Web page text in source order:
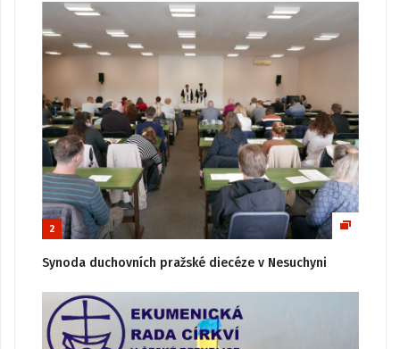
2
Synoda duchovních pražské diecéze v Nesuchyni